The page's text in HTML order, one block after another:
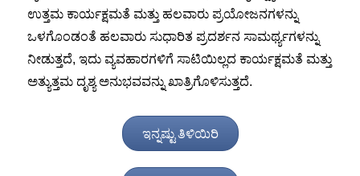
ಉತ್ತಮ ಕಾರ್ಯಕ್ಷಮತೆ ಮತ್ತು ಹಲವಾರು ಪ್ರಯೋಜನಗಳನ್ನು
ಒಳಗೊಂಡಂತೆ ಹಲವಾರು ಸುಧಾರಿತ ಪ್ರದರ್ಶನ ಸಾಮರ್ಥ್ಯಗಳನ್ನು
ನೀಡುತ್ತದೆ, ಇದು ವ್ಯವಹಾರಗಳಿಗೆ ಸಾಟಿಯಿಲ್ಲದ ಕಾರ್ಯಕ್ಷಮತೆ ಮತ್ತು
ಅತ್ಯುತ್ತಮ ದೃಶ್ಯ ಅನುಭವವನ್ನು ಖಾತ್ರಿಗೊಳಿಸುತ್ತದೆ.
ಇನ್ನಷ್ಟು ತಿಳಿಯಿರಿ